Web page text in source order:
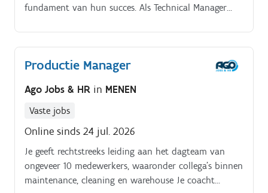
fundament van hun succes. Als Technical Manager
productielijnen.
Productie Manager
Ago Jobs & HR in MENEN
Vaste jobs
Online sinds 24 jul. 2026
Je geeft rechtstreeks leiding aan het dagteam van
ongeveer 10 medewerkers, waaronder collega's binnen
maintenance, cleaning en warehouse Je coacht